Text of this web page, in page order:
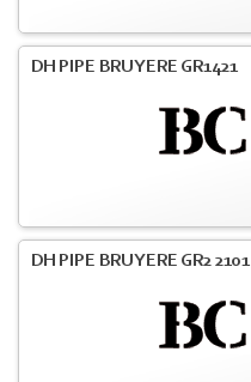
DH PIPE BRUYERE GR1421
DH PIPE BRUYERE GR2 2101